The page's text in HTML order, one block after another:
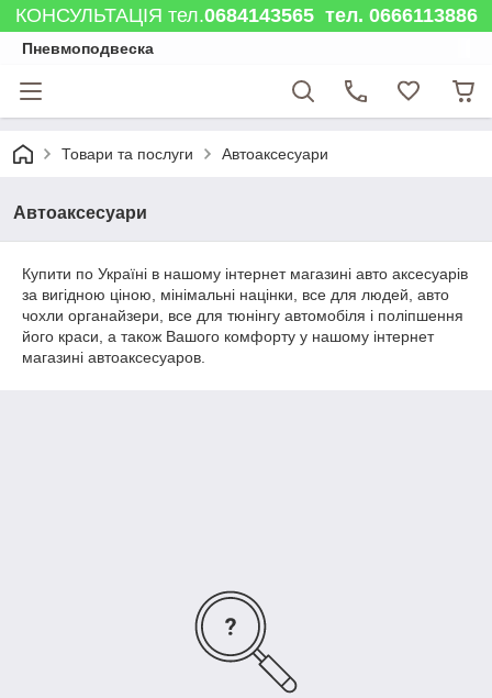
КОНСУЛЬТАЦІЯ тел.0684143565 тел. 0666113886
Пневмоподвеска
Товари та послуги Автоаксесуари
Автоаксесуари
Купити по Україні в нашому інтернет магазині авто аксесуарів
за вигідною ціною, мінімальні націнки, все для людей, авто
чохли органайзери, все для тюнінгу автомобіля і поліпшення
його краси, а також Вашого комфорту у нашому інтернет
магазині автоаксесуаров.